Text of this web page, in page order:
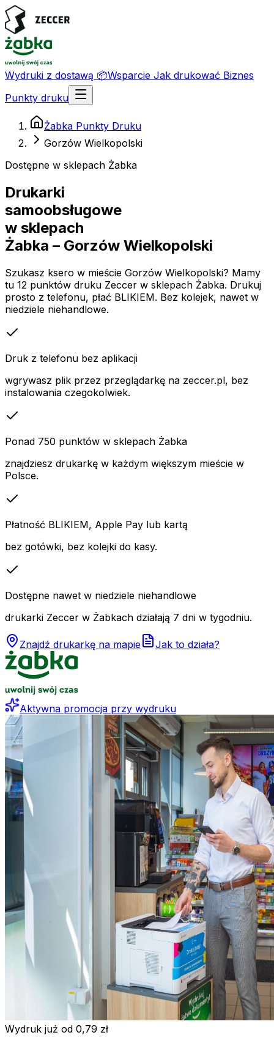
Wydruki z dostawą 📦Wsparcie Jak drukować Biznes
Punkty druku
Żabka Punkty Druku
Gorzów Wielkopolski
Dostępne w sklepach Żabka
Drukarki
samoobsługowe
w sklepach
Żabka – Gorzów Wielkopolski
Szukasz ksero w mieście Gorzów Wielkopolski? Mamy
tu 12 punktów druku Zeccer w sklepach Żabka. Drukuj
prosto z telefonu, płać BLIKIEM. Bez kolejek, nawet w
niedziele niehandlowe.
Druk z telefonu bez aplikacji
wgrywasz plik przez przeglądarkę na zeccer.pl, bez
instalowania czegokolwiek.
Ponad 750 punktów w sklepach Żabka
znajdziesz drukarkę w każdym większym mieście w
Polsce.
Płatność BLIKIEM, Apple Pay lub kartą
bez gotówki, bez kolejki do kasy.
Dostępne nawet w niedziele niehandlowe
drukarki Zeccer w Żabkach działają 7 dni w tygodniu.
Znajdź drukarkę na mapie Jak to działa?
Aktywna promocja przy wydruku
Wydruk już od 0,79 zł